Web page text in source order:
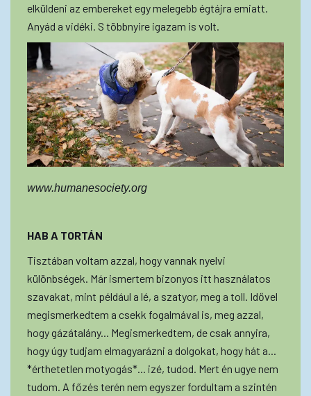
elküldeni az embereket egy melegebb égtájra emiatt.
Anyád a vidéki. S többnyire igazam is volt.
www.humanesociety.org
HAB A TORTÁN
Tisztában voltam azzal, hogy vannak nyelvi
különbségek. Már ismertem bizonyos itt használatos
szavakat, mint például a lé, a szatyor, meg a toll. Idővel
megismerkedtem a csekk fogalmával is, meg azzal,
hogy gázátalány... Megismerkedtem, de csak annyira,
hogy úgy tudjam elmagyarázni a dolgokat, hogy hát a...
*érthetetlen motyogás*... izé, tudod. Mert én ugye nem
tudom. A főzés terén nem egyszer fordultam a szintén